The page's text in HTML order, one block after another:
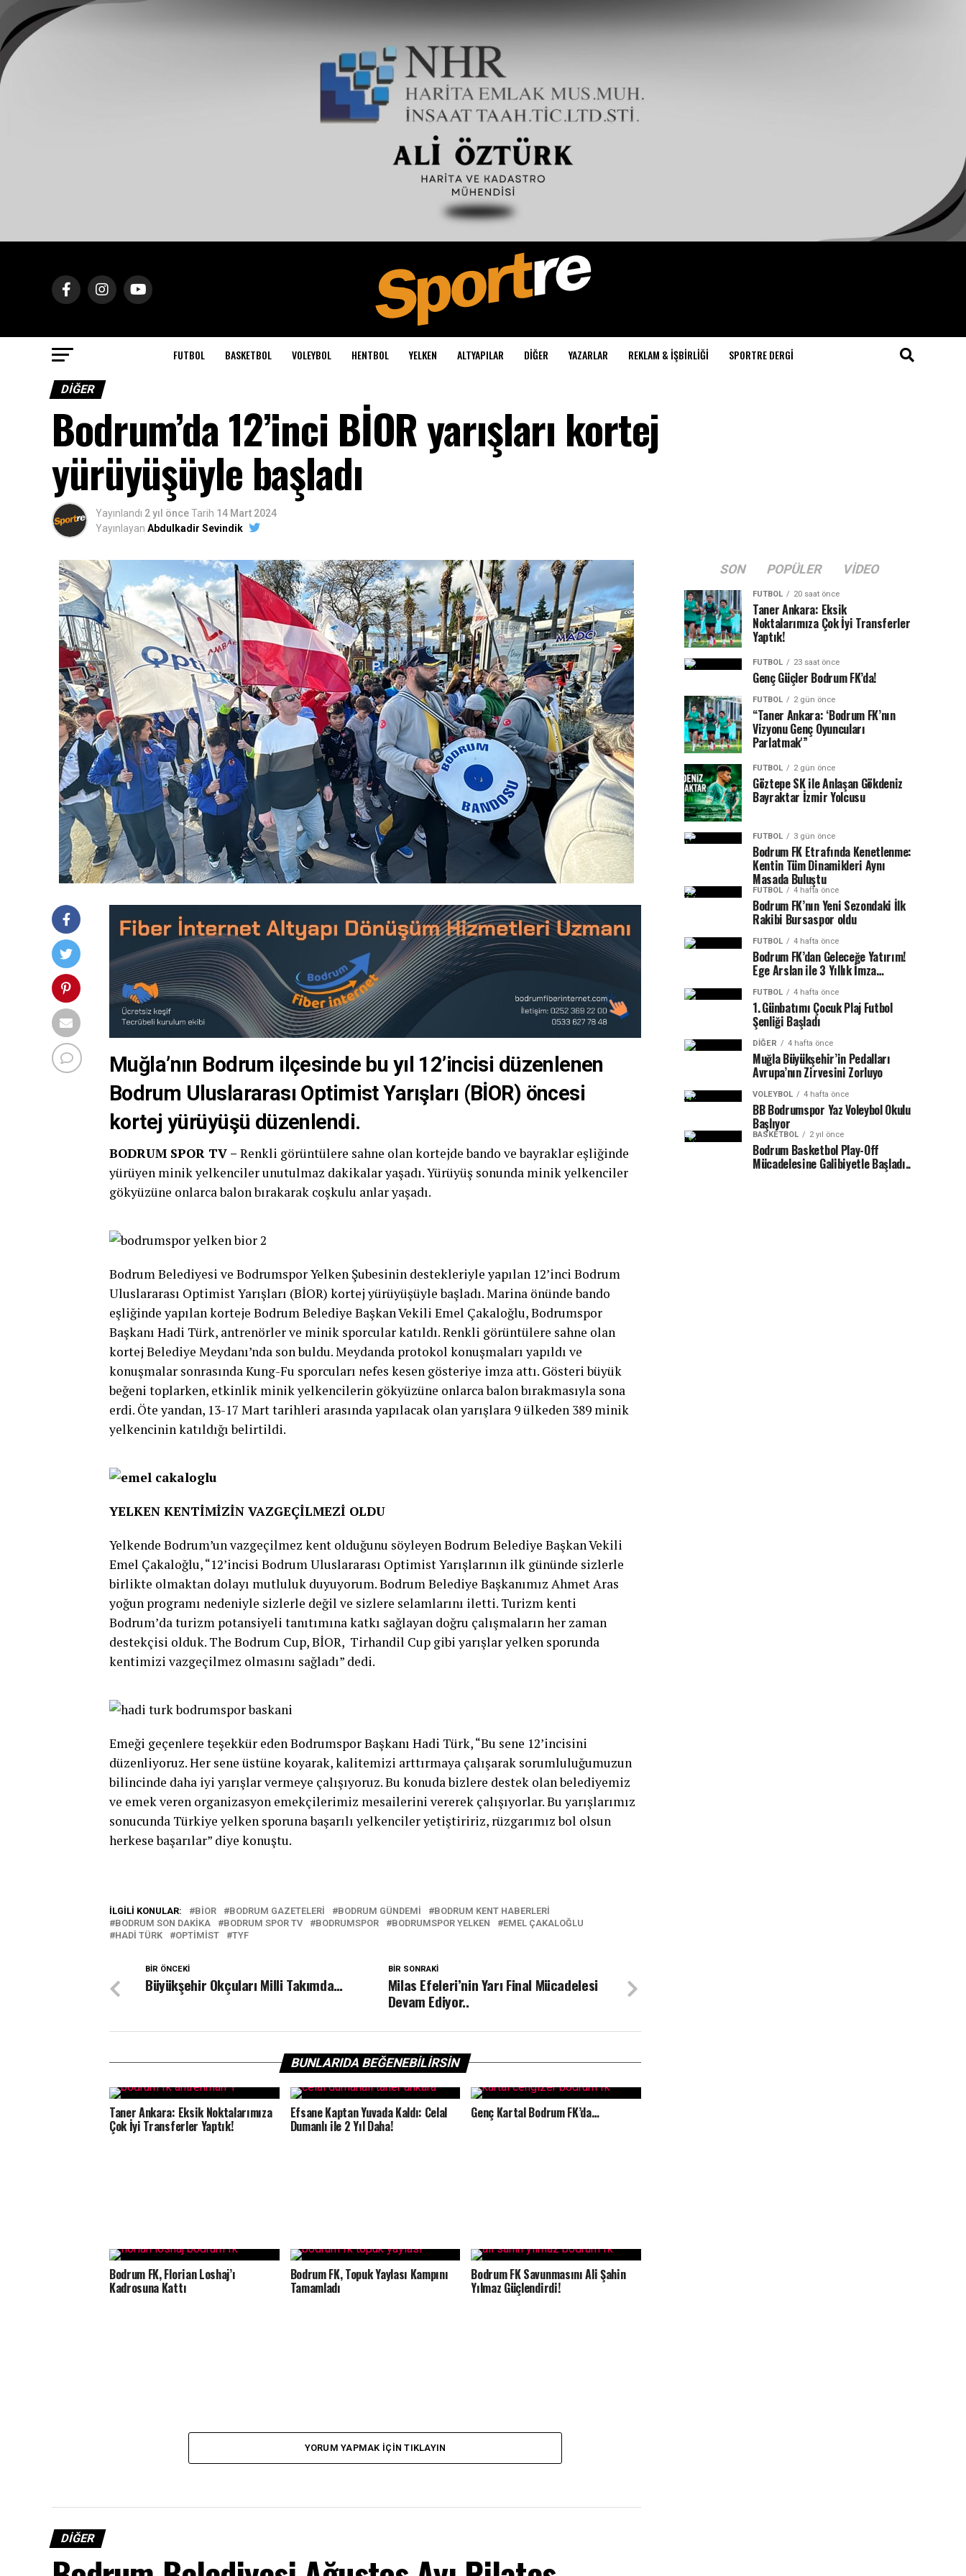
FUTBOL BASKETBOL VOLEYBOL HENTBOL YELKEN ALTYAPILAR DIĞER YAZARLAR REKLAM & İŞBIRLIĞI SPORTRE DERGI
DIĞER
Bodrum’da 12’inci BİOR yarışları kortej
yürüyüşüyle başladı
Yayınlandı 2 yıl önceTarih 14 Mart 2024
Yayınlayan Abdulkadir Sevindik
Muğla’nın Bodrum ilçesinde bu yıl 12’incisi düzenlenen
Bodrum Uluslararası Optimist Yarışları (BİOR) öncesi
kortej yürüyüşü düzenlendi.
BODRUM SPOR TV – Renkli görüntülere sahne olan kortejde bando ve bayraklar eşliğinde
yürüyen minik yelkenciler unutulmaz dakikalar yaşadı. Yürüyüş sonunda minik yelkenciler
gökyüzüne onlarca balon bırakarak coşkulu anlar yaşadı.
Bodrum Belediyesi ve Bodrumspor Yelken Şubesinin destekleriyle yapılan 12’inci Bodrum
Uluslararası Optimist Yarışları (BİOR) kortej yürüyüşüyle başladı. Marina önünde bando
eşliğinde yapılan korteje Bodrum Belediye Başkan Vekili Emel Çakaloğlu, Bodrumspor
Başkanı Hadi Türk, antrenörler ve minik sporcular katıldı. Renkli görüntülere sahne olan
kortej Belediye Meydanı’nda son buldu. Meydanda protokol konuşmaları yapıldı ve
konuşmalar sonrasında Kung-Fu sporcuları nefes kesen gösteriye imza attı. Gösteri büyük
beğeni toplarken, etkinlik minik yelkencilerin gökyüzüne onlarca balon bırakmasıyla sona
erdi. Öte yandan, 13-17 Mart tarihleri arasında yapılacak olan yarışlara 9 ülkeden 389 minik
yelkencinin katıldığı belirtildi.
YELKEN KENTİMİZİN VAZGEÇİLMEZİ OLDU
Yelkende Bodrum’un vazgeçilmez kent olduğunu söyleyen Bodrum Belediye Başkan Vekili
Emel Çakaloğlu, “12’incisi Bodrum Uluslararası Optimist Yarışlarının ilk gününde sizlerle
birlikte olmaktan dolayı mutluluk duyuyorum. Bodrum Belediye Başkanımız Ahmet Aras
yoğun programı nedeniyle sizlerle değil ve sizlere selamlarını iletti. Turizm kenti
Bodrum’da turizm potansiyeli tanıtımına katkı sağlayan doğru çalışmaların her zaman
destekçisi olduk. The Bodrum Cup, BİOR, Tirhandil Cup gibi yarışlar yelken sporunda
kentimizi vazgeçilmez olmasını sağladı” dedi.
Emeği geçenlere teşekkür eden Bodrumspor Başkanı Hadi Türk, “Bu sene 12’incisini
düzenliyoruz. Her sene üstüne koyarak, kalitemizi arttırmaya çalışarak sorumluluğumuzun
bilincinde daha iyi yarışlar vermeye çalışıyoruz. Bu konuda bizlere destek olan belediyemiz
ve emek veren organizasyon emekçilerimiz mesailerini vererek çalışıyorlar. Bu yarışlarımız
sonucunda Türkiye yelken sporuna başarılı yelkenciler yetiştiririz, rüzgarımız bol olsun
herkese başarılar” diye konuştu.
İLGILI KONULAR: BIOR BODRUM GAZETELERI BODRUM GÜNDEMI
BODRUM KENT HABERLERI
BODRUM SON DAKIKA
BODRUM SPOR TV BODRUMSPOR BODRUMSPOR YELKEN
EMEL ÇAKALOĞLU
HADI TÜRK
OPTIMIST TYF
BIR SONRAKI
Milas Efeleri’nin Yarı Final Mücadelesi
Devam Ediyor..
BIR ÖNCEKI
Büyükşehir Okçuları Milli Takımda…
BUNLARIDA BEĞENEBILIRSIN
Taner Ankara: Eksik Noktalarımıza
Çok İyi Transferler Yaptık!
Efsane Kaptan Yuvada Kaldı: Celal
Dumanlı ile 2 Yıl Daha!
Genç Kartal Bodrum FK’da…
Bodrum FK, Florian Loshaj’ı
Kadrosuna Kattı
Bodrum FK, Topuk Yaylası Kampını
Tamamladı
Bodrum FK Savunmasını Ali Şahin
Yılmaz Güçlendirdi!
YORUM YAPMAK IÇIN TIKLAYIN
DIĞER
SON POPÜLER VIDEO
FUTBOL 20 saat önce
Taner Ankara: Eksik
Noktalarımıza Çok İyi Transferler
Yaptık!
FUTBOL 23 saat önce
Genç Güçler Bodrum FK’da!
FUTBOL 2 gün önce
“Taner Ankara: ‘Bodrum FK’nın
Vizyonu Genç Oyuncuları
Parlatmak'”
FUTBOL 2 gün önce
Göztepe SK ile Anlaşan Gökdeniz
Bayraktar İzmir Yolcusu
FUTBOL 3 gün önce
Bodrum FK Etrafında Kenetlenme:
Kentin Tüm Dinamikleri Aynı
Masada Buluştu
FUTBOL 4 hafta önce
Bodrum FK’nın Yeni Sezondaki İlk
Rakibi Bursaspor oldu
FUTBOL 4 hafta önce
Bodrum FK’dan Geleceğe Yatırım!
Ege Arslan ile 3 Yıllık İmza…
FUTBOL 4 hafta önce
1.⁠ ⁠Günbatımı Çocuk Plaj Futbol
Şenliği Başladı
DIĞER 4 hafta önce
Muğla Büyükşehir’in Pedalları
Avrupa’nın Zirvesini Zorluyo
VOLEYBOL 4 hafta önce
BB Bodrumspor Yaz Voleybol Okulu
Başlıyor
BASKETBOL 2 yıl önce
Bodrum Basketbol Play-Off
Mücadelesine Galibiyetle Başladı..